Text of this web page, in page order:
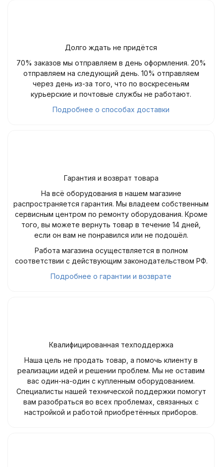
Долго ждать не придётся
70% заказов мы отправляем в день оформления. 20%
отправляем на следующий день. 10% отправляем
через день из-за того, что по воскресеньям
курьерские и почтовые службы не работают.
Подробнее о способах доставки
Гарантия и возврат товара
На всё оборудования в нашем магазине
распространяется гарантия. Мы владеем собственным
сервисным центром по ремонту оборудования. Кроме
того, вы можете вернуть товар в течение 14 дней,
если он вам не понравился или не подошёл.
Работа магазина осуществляется в полном
соответствии с действующим законодательством РФ.
Подробнее о гарантии и возврате
Квалифицированная техподдержка
Наша цель не продать товар, а помочь клиенту в
реализации идей и решении проблем. Мы не оставим
вас один-на-один с купленным оборудованием.
Специалисты нашей технической поддержки помогут
вам разобраться во всех проблемах, связанных с
настройкой и работой приобретённых приборов.